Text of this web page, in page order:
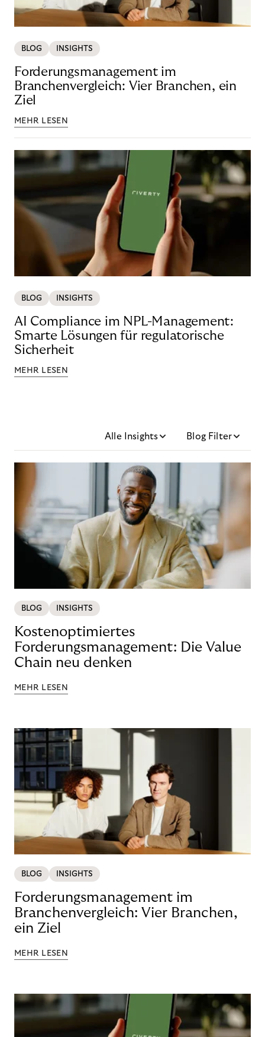
BLOG INSIGHTS
Forderungsmanagement im
Branchenvergleich: Vier Branchen, ein
Ziel
MEHR LESEN
BLOG INSIGHTS
AI Compliance im NPL-Management:
Smarte Lösungen für regulatorische
Sicherheit
MEHR LESEN
Alle Insights Blog Filter
BLOG INSIGHTS
Kostenoptimiertes
Forderungsmanagement: Die Value
Chain neu denken
MEHR LESEN
BLOG INSIGHTS
Forderungsmanagement im
Branchenvergleich: Vier Branchen,
ein Ziel
MEHR LESEN